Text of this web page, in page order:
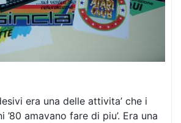
era una delle attivita’ che i
’80 amavano fare di piu’. Era una